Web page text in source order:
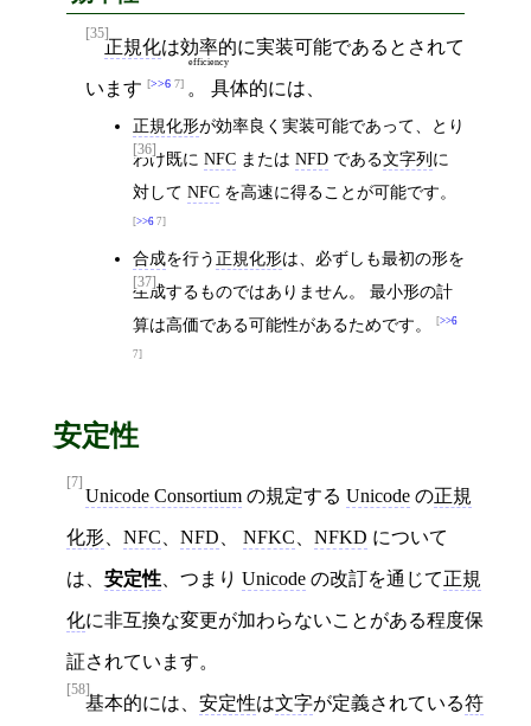
[35]
正規化は効率的
efficiency
に実装可能であるとされて
います >>6 7 。 具体的には、
[36]
正規化形が効率良く実装可能であって、とり
わけ既に NFC または NFD である文字列 に
対して NFC を高速に得ることが可能です。
>>6 7
[37]
合成を行う正規化形は、必ずしも最初の形を
生成するものではありません。 最小形の計
算は高価である可能性があるためです。
>>6
7
安定性
[7]
Unicode Consortium の規定する Unicode の正規
化形 NFC NFD NFKC NFKD について
は、 安定性 、つまり Unicode の改訂を通じて正規
化に非互換な変更が加わらないことがある程度保
証されています。
[58]
基本的には、 安定性は文字が定義されている符